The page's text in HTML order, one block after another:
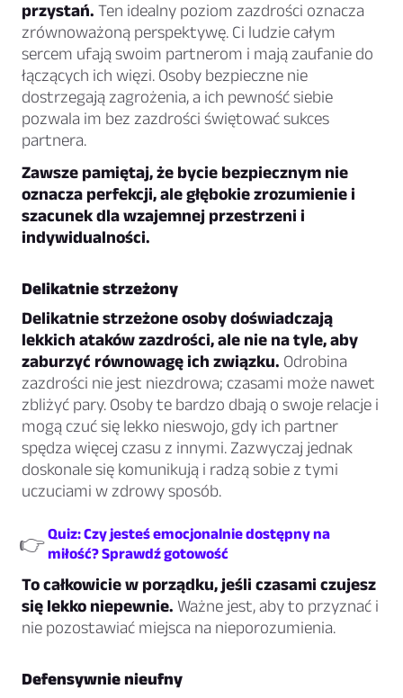
przystań. Ten idealny poziom zazdrości oznacza
zrównoważoną perspektywę. Ci ludzie całym
sercem ufają swoim partnerom i mają zaufanie do
łączących ich więzi. Osoby bezpieczne nie
dostrzegają zagrożenia, a ich pewność siebie
pozwala im bez zazdrości świętować sukces
partnera.
Zawsze pamiętaj, że bycie bezpiecznym nie
oznacza perfekcji, ale głębokie zrozumienie i
szacunek dla wzajemnej przestrzeni i
indywidualności.
Delikatnie strzeżony
Delikatnie strzeżone osoby doświadczają
lekkich ataków zazdrości, ale nie na tyle, aby
zaburzyć równowagę ich związku. Odrobina
zazdrości nie jest niezdrowa; czasami może nawet
zbliżyć pary. Osoby te bardzo dbają o swoje relacje i
mogą czuć się lekko nieswojo, gdy ich partner
spędza więcej czasu z innymi. Zazwyczaj jednak
doskonale się komunikują i radzą sobie z tymi
uczuciami w zdrowy sposób.
👉Quiz: Czy jesteś emocjonalnie dostępny na
miłość? Sprawdź gotowość
To całkowicie w porządku, jeśli czasami czujesz
się lekko niepewnie. Ważne jest, aby to przyznać i
nie pozostawiać miejsca na nieporozumienia.
Defensywnie nieufny